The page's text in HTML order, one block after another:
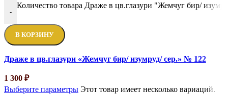
-
Количество товара Драже в цв.глазури "Жемчуг бир/
В КОРЗИНУ
Драже в цв.глазури «Жемчуг бир/ изумруд/ сер.» № 122
1 300 ₽
Выберите параметры Этот товар имеет несколько вариаций.